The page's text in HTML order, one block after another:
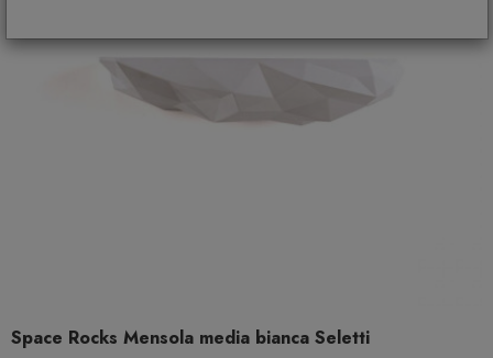
Space Rocks Mensola media bianca Seletti